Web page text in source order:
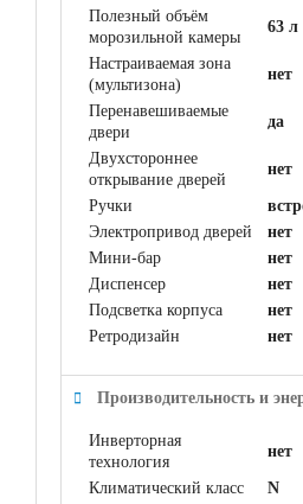
Полезный объём
морозильной камеры
63 л
Настраиваемая зона
(мультизона)
нет
Перенавешиваемые
двери
да
Двухстороннее
открывание дверей
нет
Ручки
Электропривод дверей
нет
Мини-бар
нет
Диспенсер
нет
Подсветка корпуса
нет
Ретродизайн
нет
Производительность и
Инверторная
технология
нет
Климатический класс
N